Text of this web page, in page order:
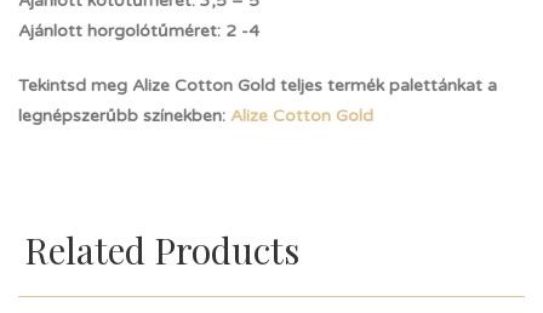
Ajánlott horgolótűméret: 2 -4
Tekintsd meg Alize Cotton Gold teljes termék palettánkat a
legnépszerűbb színekben: Alize Cotton Gold
Related Products